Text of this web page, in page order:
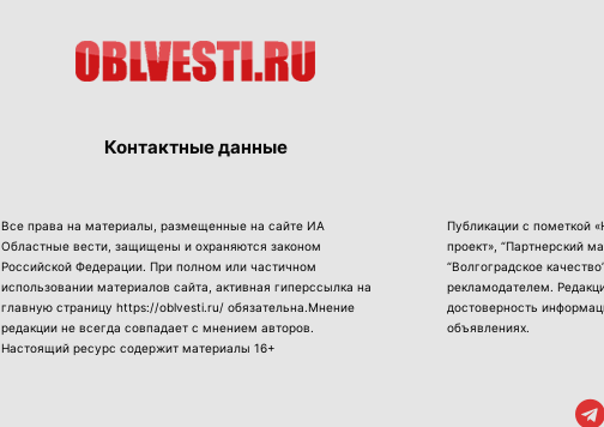
Контактные данные
Все права на материалы, размещенные на сайте ИА
Областные вести, защищены и охраняются законом
Российской Федерации. При полном или частичном
использовании материалов сайта, активная гиперссылка на
главную страницу https://oblvesti.ru/ обязательна.Мнение
редакции не всегда совпадает с мнением авторов.
Настоящий ресурс содержит материалы 16+
Публикации с пометкой
проект», “Партнерский
“Волгоградское
рекламодателем.
достоверность
объявлениях.